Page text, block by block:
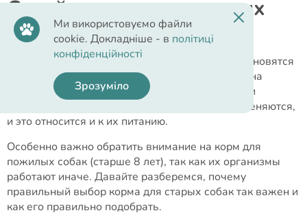
Сухой корм для пожилых
собак
Собаки - не просто домашние питомцы, они становятся
членами нашей семьи и приносят нам радость на
протяжении многих лет. По мере того, как наши
пушистые друзья взрослеют, их потребности меняются,
и это относится и к их питанию.
Особенно важно обратить внимание на корм для
пожилых собак (старше 8 лет), так как их организмы
работают иначе. Давайте разберемся, почему
правильный выбор корма для старых собак так важен и
как его правильно подобрать.
Ми використовуємо файли
cookie. Докладніше - в політиці
конфіденційності
Зрозуміло